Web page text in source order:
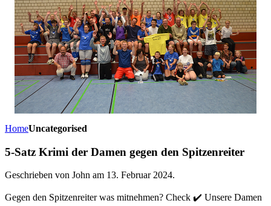
HomeUncategorised
5-Satz Krimi der Damen gegen den Spitzenreiter
Geschrieben von John am 13. Februar 2024.
Gegen den Spitzenreiter was mitnehmen? Check ✔️ Unsere Damen